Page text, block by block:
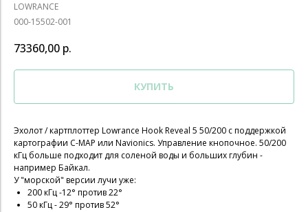
LOWRANCE
000-15502-001
73360,00 р.
КУПИТЬ
Эхолот / картплоттер Lowrance Hook Reveal 5 50/200 с поддержкой
картографии C-MAP или Navionics. Управление кнопочное. 50/200
кГц больше подходит для соленой воды и больших глубин -
например Байкал.
У "морской" версии лучи уже:
200 кГц -12° против 22°
50 кГц - 29° против 52°